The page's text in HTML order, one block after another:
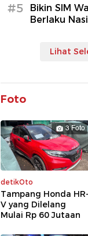
#5
Bikin SIM
Berlaku
Lihat
Foto
3 Foto
detikOto
Tampang Honda HR-
V yang Dilelang
Mulai Rp 60 Jutaan